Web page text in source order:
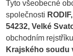
Tyto všeobecné
společnosti
54232, Velké
obchodním
Krajského soudu